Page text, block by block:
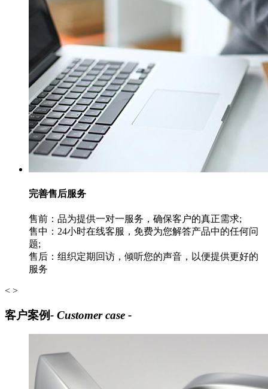
完善售后服务
售前：品为提供一对一服务，确保客户的真正需求;
售中：24小时在线客服，免费为您解答产品中的任何问
题;
售后：组织定期回访，倾听您的声音，以便提供更好的
服务
< >
客户案例- Customer case -